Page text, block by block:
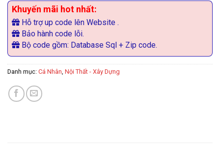
Khuyến mãi hot nhất:
Hỗ trợ up code lên Website .
Bảo hành code lỗi.
Bộ code gồm: Database Sql + Zip code.
Danh mục: Cá Nhân, Nội Thất - Xây Dựng